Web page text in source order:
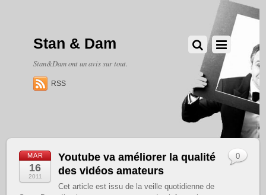
Stan & Dam
Stan&Dam ont un avis sur tout.
RSS
MAR
16
2011
Youtube va améliorer la qualité
des vidéos amateurs
Cet article est issu de la veille quotidienne de
0